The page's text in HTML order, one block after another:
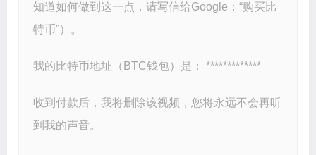
知道如何做到这一点，请写信给Google：“购买比
特币”）。
我的比特币地址（BTC钱包）是： *************
收到付款后，我将删除该视频，您将永远不会再听
到我的声音。